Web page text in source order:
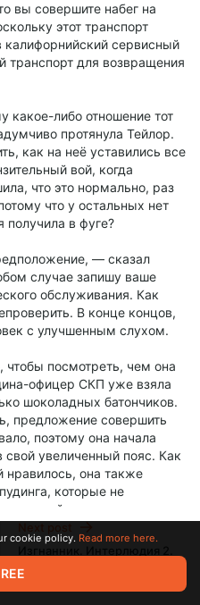
вы совершите набег на
этот транспорт
сервисный
транспорт для возвращения
какое-либо отношение тот
протянула Тейлор.
как на неё уставились все
вой, когда
что это нормально, раз
что у остальных нет
получила в фуге?
— сказал
случае запишу ваше
обслуживания. Как
В конце концов,
с улучшенным слухом.
чтобы посмотреть, чем она
офицер СКП уже взяла
шоколадных батончиков.
предложение совершить
поэтому она начала
свой увеличенный пояс. Как
нравилось, она также
которые не
в другой кармашек, а затем
и обнаружила, что
и Вивиан.
cookie policy. Read more here.